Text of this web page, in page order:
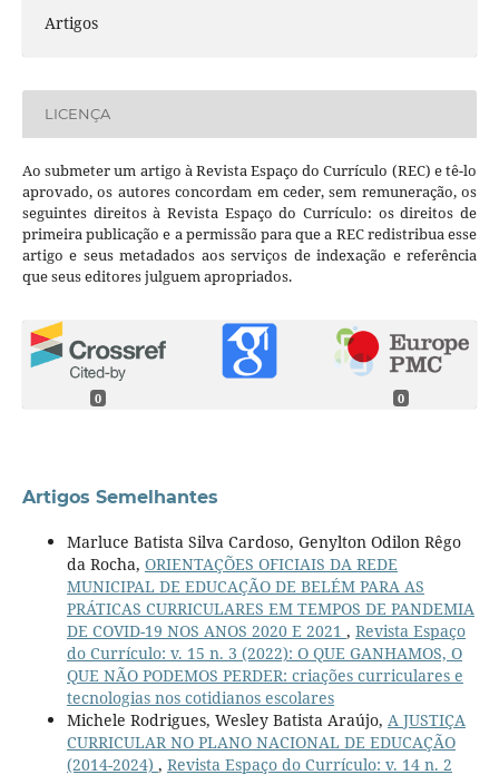
Artigos
LICENÇA
Ao submeter um artigo à Revista Espaço do Currículo (REC) e tê-lo
aprovado, os autores concordam em ceder, sem remuneração, os
seguintes direitos à Revista Espaço do Currículo: os direitos de
primeira publicação e a permissão para que a REC redistribua esse
artigo e seus metadados aos serviços de indexação e referência
que seus editores julguem apropriados.
0 0
Artigos Semelhantes
Marluce Batista Silva Cardoso, Genylton Odilon Rêgo
da Rocha, ORIENTAÇÕES OFICIAIS DA REDE
MUNICIPAL DE EDUCAÇÃO DE BELÉM PARA AS
PRÁTICAS CURRICULARES EM TEMPOS DE PANDEMIA
DE COVID-19 NOS ANOS 2020 E 2021 , Revista Espaço
do Currículo: v. 15 n. 3 (2022): O QUE GANHAMOS, O
QUE NÃO PODEMOS PERDER: criações curriculares e
tecnologias nos cotidianos escolares
Michele Rodrigues, Wesley Batista Araújo, A JUSTIÇA
CURRICULAR NO PLANO NACIONAL DE EDUCAÇÃO
(2014-2024) , Revista Espaço do Currículo: v. 14 n. 2